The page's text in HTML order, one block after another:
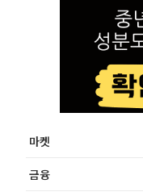
마켓
금융